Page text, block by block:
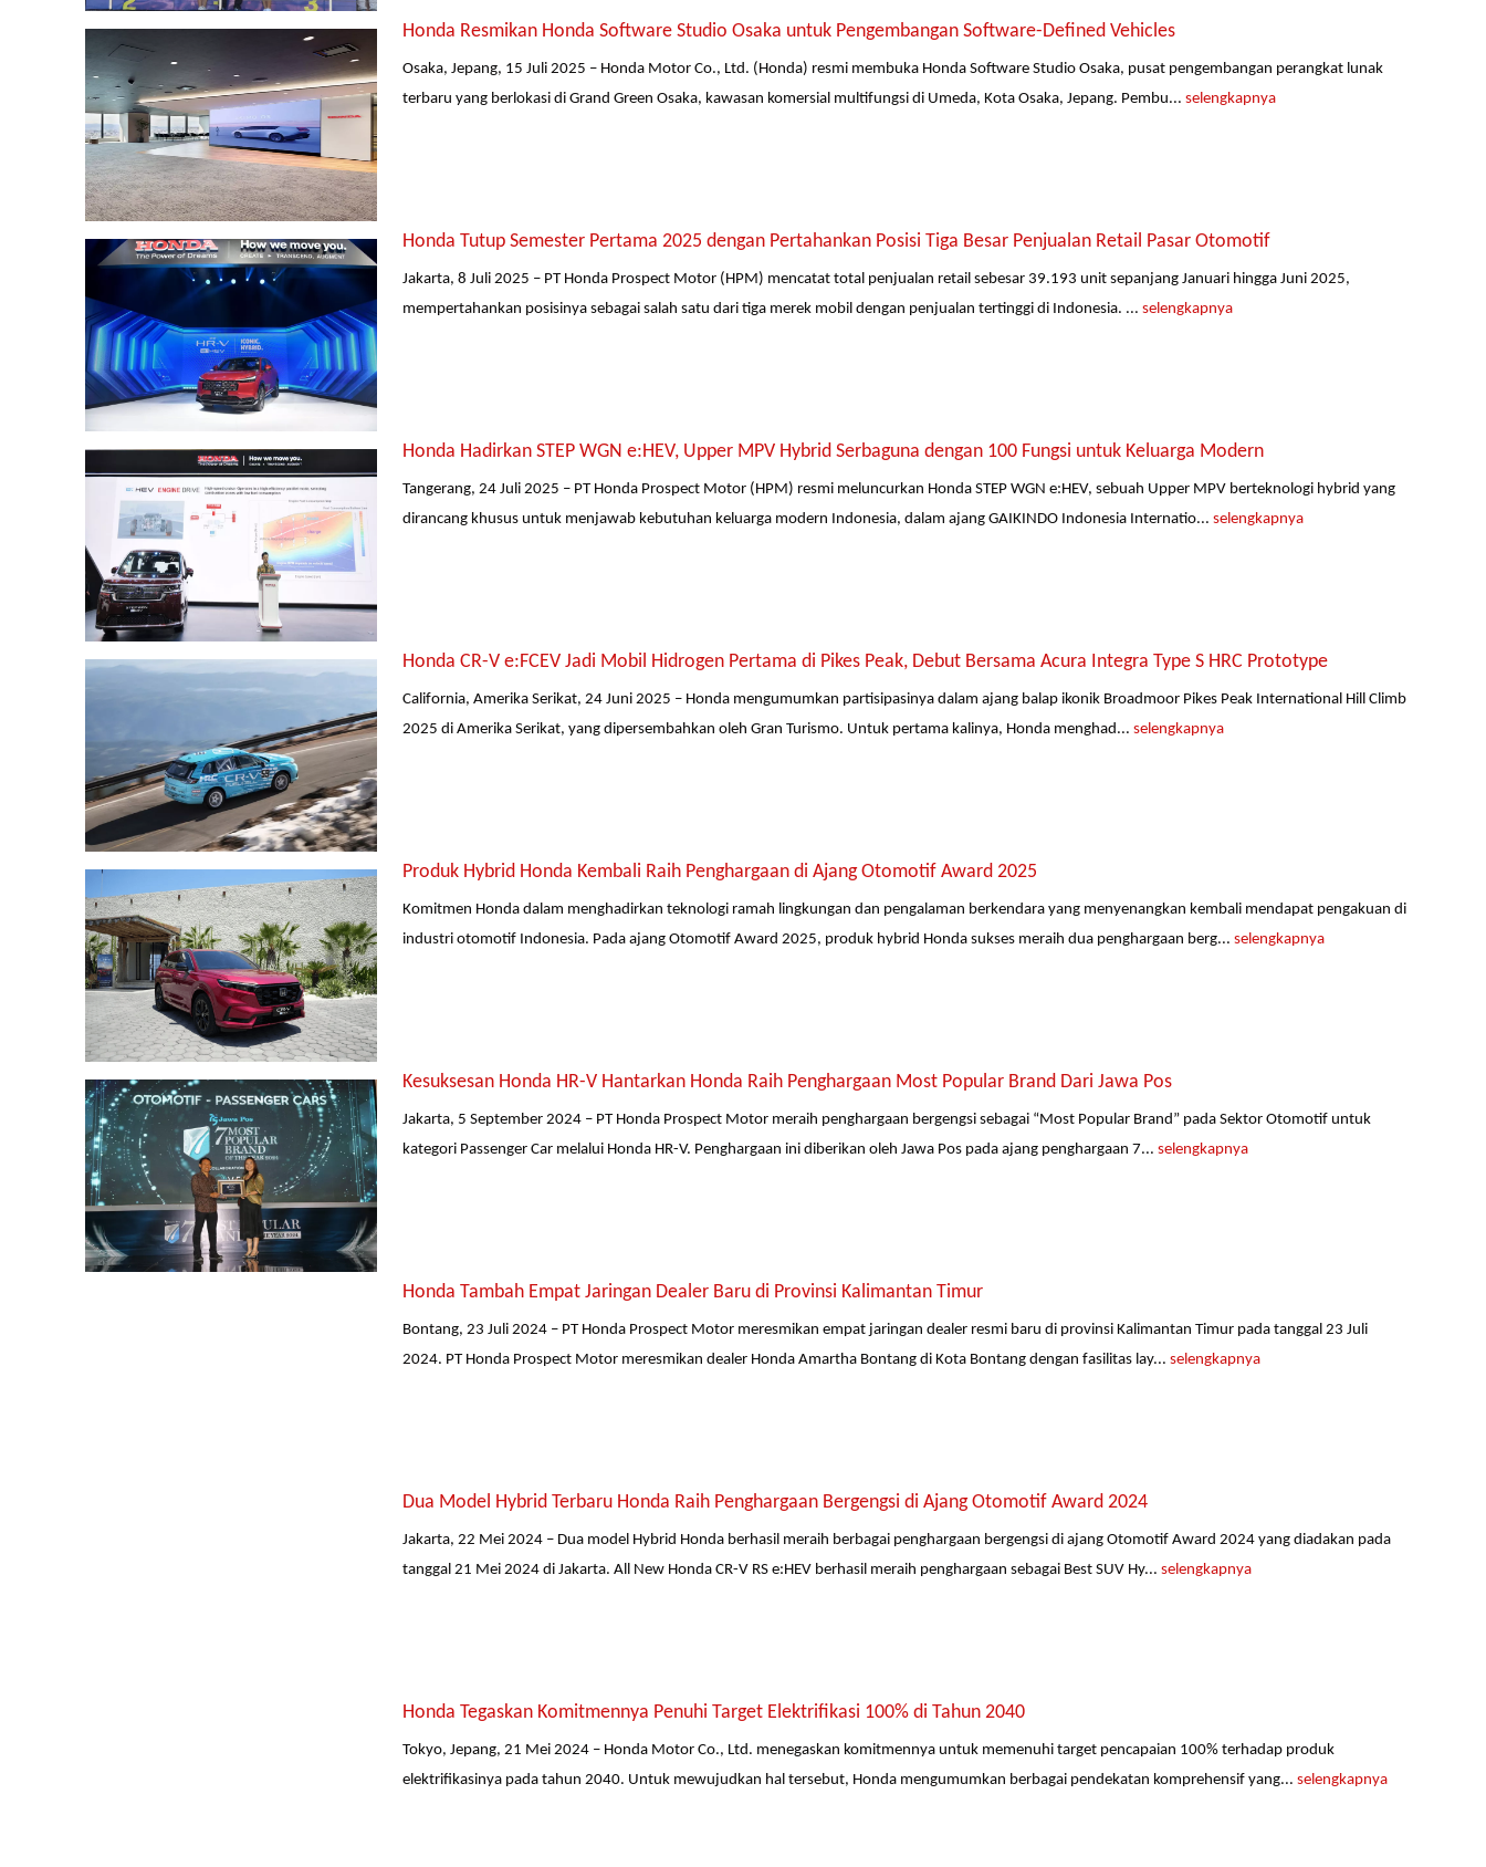
Honda Resmikan Honda Software Studio Osaka untuk Pengembangan Software-Defined Vehicles
Osaka, Jepang, 15 Juli 2025 – Honda Motor Co., Ltd. (Honda) resmi membuka Honda Software Studio Osaka, pusat pengembangan perangkat lunak
terbaru yang berlokasi di Grand Green Osaka, kawasan komersial multifungsi di Umeda, Kota Osaka, Jepang. Pembu... selengkapnya
Honda Tutup Semester Pertama 2025 dengan Pertahankan Posisi Tiga Besar Penjualan Retail Pasar Otomotif
Jakarta, 8 Juli 2025 – PT Honda Prospect Motor (HPM) mencatat total penjualan retail sebesar 39.193 unit sepanjang Januari hingga Juni 2025,
mempertahankan posisinya sebagai salah satu dari tiga merek mobil dengan penjualan tertinggi di Indonesia. ... selengkapnya
Honda Hadirkan STEP WGN e:HEV, Upper MPV Hybrid Serbaguna dengan 100 Fungsi untuk Keluarga Modern
Tangerang, 24 Juli 2025 – PT Honda Prospect Motor (HPM) resmi meluncurkan Honda STEP WGN e:HEV, sebuah Upper MPV berteknologi hybrid yang
dirancang khusus untuk menjawab kebutuhan keluarga modern Indonesia, dalam ajang GAIKINDO Indonesia Internatio... selengkapnya
Honda CR-V e:FCEV Jadi Mobil Hidrogen Pertama di Pikes Peak, Debut Bersama Acura Integra Type S HRC Prototype
California, Amerika Serikat, 24 Juni 2025 – Honda mengumumkan partisipasinya dalam ajang balap ikonik Broadmoor Pikes Peak International Hill Climb
2025 di Amerika Serikat, yang dipersembahkan oleh Gran Turismo. Untuk pertama kalinya, Honda menghad... selengkapnya
Produk Hybrid Honda Kembali Raih Penghargaan di Ajang Otomotif Award 2025
Komitmen Honda dalam menghadirkan teknologi ramah lingkungan dan pengalaman berkendara yang menyenangkan kembali mendapat pengakuan di
industri otomotif Indonesia. Pada ajang Otomotif Award 2025, produk hybrid Honda sukses meraih dua penghargaan berg... selengkapnya
Kesuksesan Honda HR-V Hantarkan Honda Raih Penghargaan Most Popular Brand Dari Jawa Pos
Jakarta, 5 September 2024 – PT Honda Prospect Motor meraih penghargaan bergengsi sebagai “Most Popular Brand” pada Sektor Otomotif untuk
kategori Passenger Car melalui Honda HR-V. Penghargaan ini diberikan oleh Jawa Pos pada ajang penghargaan 7... selengkapnya
Honda Tambah Empat Jaringan Dealer Baru di Provinsi Kalimantan Timur
Bontang, 23 Juli 2024 – PT Honda Prospect Motor meresmikan empat jaringan dealer resmi baru di provinsi Kalimantan Timur pada tanggal 23 Juli
2024. PT Honda Prospect Motor meresmikan dealer Honda Amartha Bontang di Kota Bontang dengan fasilitas lay... selengkapnya
Dua Model Hybrid Terbaru Honda Raih Penghargaan Bergengsi di Ajang Otomotif Award 2024
Jakarta, 22 Mei 2024 – Dua model Hybrid Honda berhasil meraih berbagai penghargaan bergengsi di ajang Otomotif Award 2024 yang diadakan pada
tanggal 21 Mei 2024 di Jakarta. All New Honda CR-V RS e:HEV berhasil meraih penghargaan sebagai Best SUV Hy... selengkapnya
Honda Tegaskan Komitmennya Penuhi Target Elektrifikasi 100% di Tahun 2040
Tokyo, Jepang, 21 Mei 2024 – Honda Motor Co., Ltd. menegaskan komitmennya untuk memenuhi target pencapaian 100% terhadap produk
elektrifikasinya pada tahun 2040. Untuk mewujudkan hal tersebut, Honda mengumumkan berbagai pendekatan komprehensif yang... selengkapnya